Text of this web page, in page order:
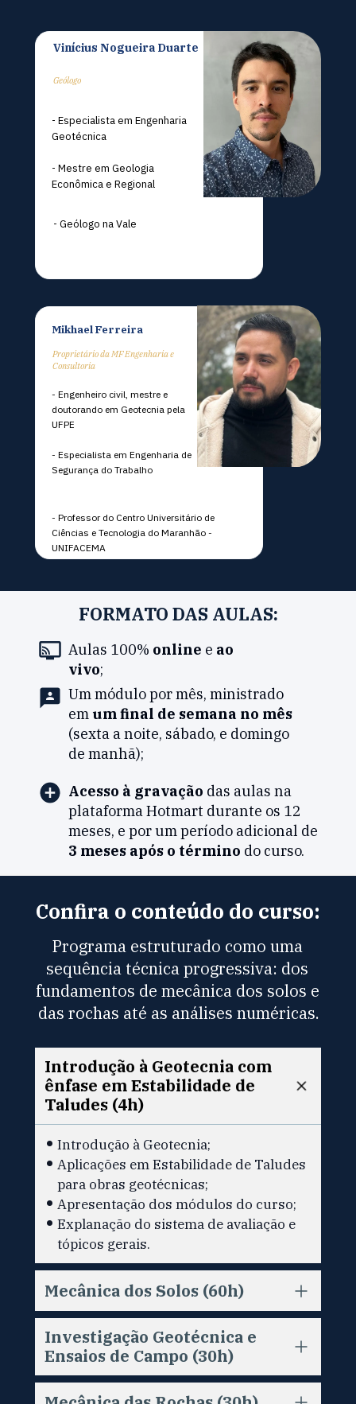
Vinícius Nogueira Duarte
Mikhael Ferreira
Proprietário da MF Engenharia e
Consultoria
Geólogo
- Engenheiro civil, mestre e
doutorando em Geotecnia pela
UFPE
- Especialista em Engenharia de
Segurança do Trabalho
- Especialista em Engenharia
Geotécnica
- Mestre em Geologia
Econômica e Regional
- Geólogo na Vale
- Professor do Centro Universitário de
Ciências e Tecnologia do Maranhão -
UNIFACEMA
FORMATO DAS AULAS:
Aulas 100% online e ao
vivo;
Um módulo por mês, ministrado
em um final de semana no mês
(sexta a noite, sábado, e domingo
de manhã);
Acesso à gravação das aulas na
plataforma Hotmart durante os 12
3 meses após o término do curso.
Confira o conteúdo do curso:
Programa estruturado como uma
sequência técnica progressiva: dos
fundamentos de mecânica dos solos e
das rochas até as análises numéricas.
Introdução à Geotecnia com
ênfase em Estabilidade de
Taludes (4h)
Introdução à Geotecnia;
Aplicações em Estabilidade de Taludes
para obras geotécnicas;
Apresentação dos módulos do curso;
Explanação do sistema de avaliação e
tópicos gerais.
Mecânica dos Solos (60h)
Investigação Geotécnica e
Ensaios de Campo (30h)